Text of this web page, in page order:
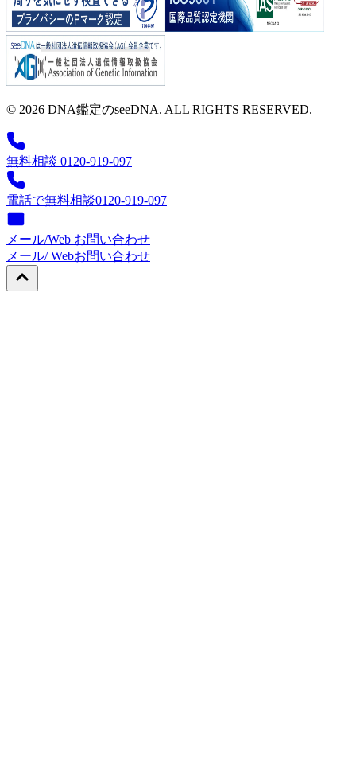
© 2026 DNA鑑定のseeDNA. ALL RIGHTS RESERVED.
無料相談 0120-919-097
電話で無料相談0120-919-097
メール/Web お問い合わせ
メール/ Webお問い合わせ